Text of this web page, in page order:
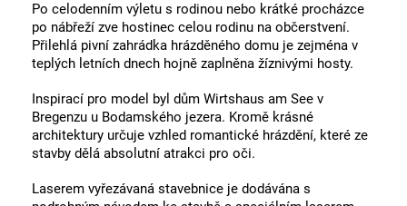
Po celodenním výletu s rodinou nebo krátké procházce
po nábřeží zve hostinec celou rodinu na občerstvení.
Přilehlá pivní zahrádka hrázděného domu je zejména v
teplých letních dnech hojně zaplněna žíznivými hosty.
Inspirací pro model byl dům Wirtshaus am See v
Bregenzu u Bodamského jezera. Kromě krásné
architektury určuje vzhled romantické hrázdění, které ze
stavby dělá absolutní atrakci pro oči.
Laserem vyřezávaná stavebnice je dodávána s